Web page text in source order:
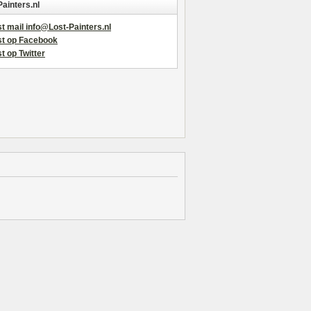
mail info@Lost-Painters.nl
op Facebook
op Twitter